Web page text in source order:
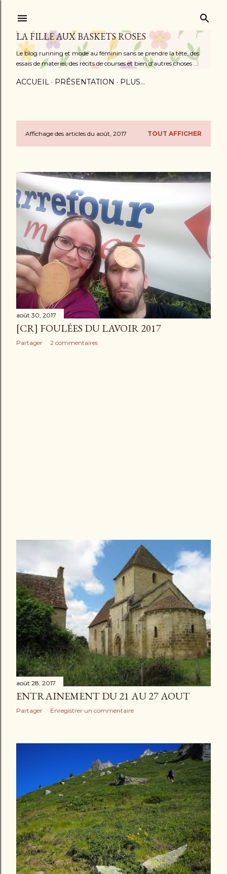
LA FILLE AUX BASKETS ROSES
Le blog running et mode au féminin sans se prendre la tête, des
essais de materiel, des récits de courses et bien d'autres choses ...
ACCUEIL PRÉSENTATION PLUS…
A
t
i
l
e
s
Affichage des articles du août, 2017 TOUT AFFICHER
août 30, 2017
[CR] FOULÉES DU LAVOIR 2017
Partager 2 commentaires
août 28, 2017
ENTRAINEMENT DU 21 AU 27 AOUT
Partager Enregistrer un commentaire